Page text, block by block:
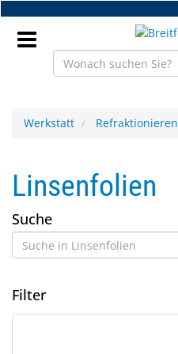
Zum
Hauptinhalt
springen
NEU
Brillenteile
Handelsware
Werkstatt Refraktionieren
Linsenfolien
Suche
Filter